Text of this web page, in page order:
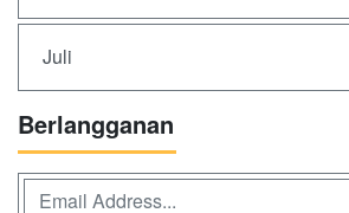
Juli
Berlangganan